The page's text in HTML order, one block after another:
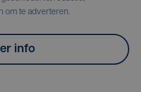
om te adverteren.
info